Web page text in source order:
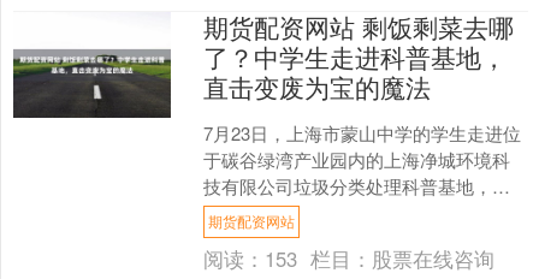
期货配资网站 剩饭剩菜去哪
了？中学生走进科普基地，
直击变废为宝的魔法
7月23日，上海市蒙山中学的学生走进位
于碳谷绿湾产业园内的上海净城环境科
技有限公司垃圾分类处理科普基地，开
展暑期研学活动，聚焦湿垃圾处置中的
环保工艺与技术原理，....
期货配资网站
阅读： 153 栏目： 股票在线咨询